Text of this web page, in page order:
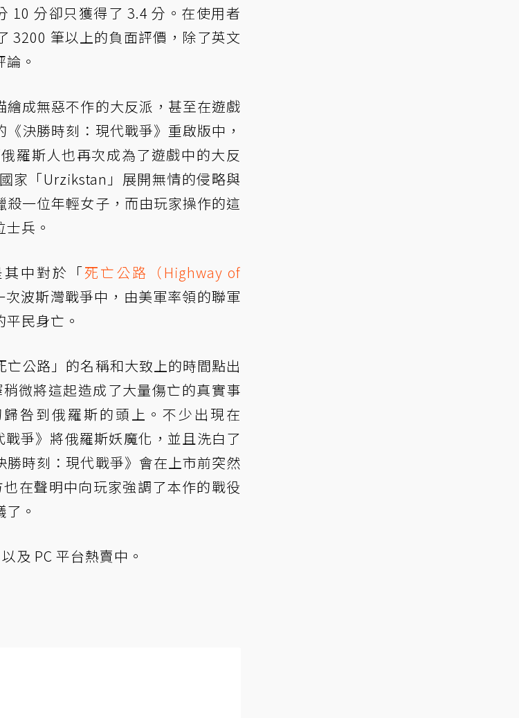
10 分卻只獲得了 3.4 分。在使用者
3200 筆以上的負面評價，除了英文
。
成無惡不作的大反派，甚至在遊戲
決勝時刻：現代戰爭》重啟版中，
羅斯人也再次成為了遊戲中的大反
家「Urzikstan」展開無情的侵略與
一位年輕女子，而由玩家操作的這
兵。
中對於「死亡公路（Highway of
波斯灣戰爭中，由美軍率領的聯軍
民身亡。
公路」的名稱和大致上的時間點出
微將這起造成了大量傷亡的真實事
咎到俄羅斯的頭上。不少出現在
爭》將俄羅斯妖魔化，並且洗白了
時刻：現代戰爭》會在上市前突然
在聲明中向玩家強調了本作的戰役
。
及 PC 平台熱賣中。